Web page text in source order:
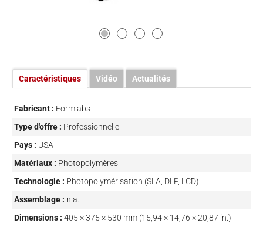
Caractéristiques Vidéo Actualités
Fabricant : Formlabs
Type d'offre : Professionnelle
Pays : USA
Matériaux : Photopolymères
Technologie : Photopolymérisation (SLA, DLP, LCD)
Assemblage : n.a.
Dimensions : 405 × 375 × 530 mm (15,94 × 14,76 × 20,87 in.)